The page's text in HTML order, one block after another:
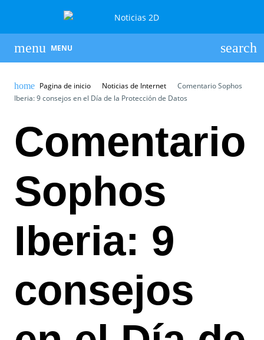
MENU
Pagina de inicio Noticias de Internet
Comentario Sophos
Iberia: 9 consejos en el Día de la Protección de Datos
Comentario
Sophos
Iberia: 9
consejos